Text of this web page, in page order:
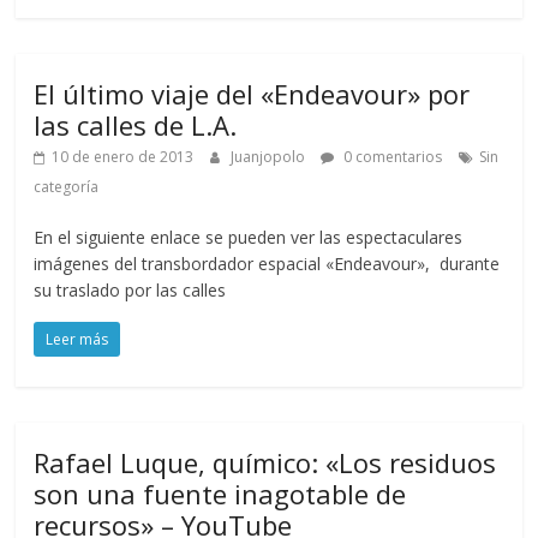
El último viaje del «Endeavour» por
las calles de L.A.
10 de enero de 2013 Juanjopolo 0 comentarios
Sin
categoría
En el siguiente enlace se pueden ver las espectaculares
imágenes del transbordador espacial «Endeavour», durante
su traslado por las calles
Leer más
Rafael Luque, químico: «Los residuos
son una fuente inagotable de
recursos» – YouTube